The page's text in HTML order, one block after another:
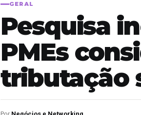
GERAL
Pesquisa
PMEs
tributação